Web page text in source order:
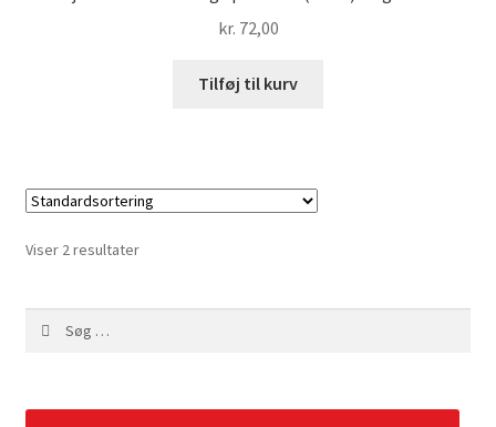
kr. 72,00
Tilføj til kurv
Viser 2 resultater